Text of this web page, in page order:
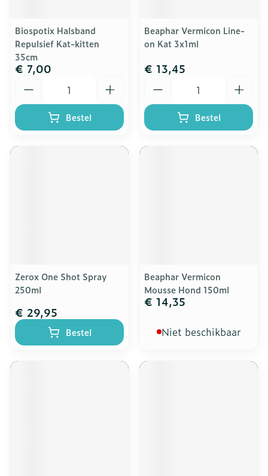
Biospotix Halsband
Repulsief Kat-kitten
35cm
€ 7,00
Bestel
Beaphar Vermicon Line-
on Kat 3x1ml
€ 13,45
Bestel
Zerox One Shot Spray
250ml
€ 29,95
Bestel
Beaphar Vermicon
Mousse Hond 150ml
€ 14,35
Niet beschikbaar